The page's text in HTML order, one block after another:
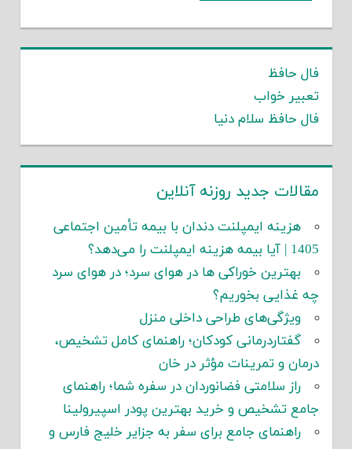
فال حافظ
تعبیر خواب
فال حافظ سلام دنیا
مقالات جدید روزنه آنلاین
هزینه ایمپلنت دندان با بیمه تأمین اجتماعی
1405 | آیا بیمه هزینه ایمپلنت را می‌دهد؟
بهترین خوراکی ها در هوای سرد؛ در هوای سرد
چه غذایی بخوریم؟
ویژگی‌های طراحی داخلی منزل
گفتاردرمانی کودکان؛ راهنمای کامل تشخیص،
درمان و تمرینات مؤثر در خان
راز سلامتی فضانوردان در سفره شما؛ راهنمای
جامع تشخیص و خرید بهترین پودر اسپیرولینا
راهنمای جامع برای سفر به جزایر خلیج فارس و